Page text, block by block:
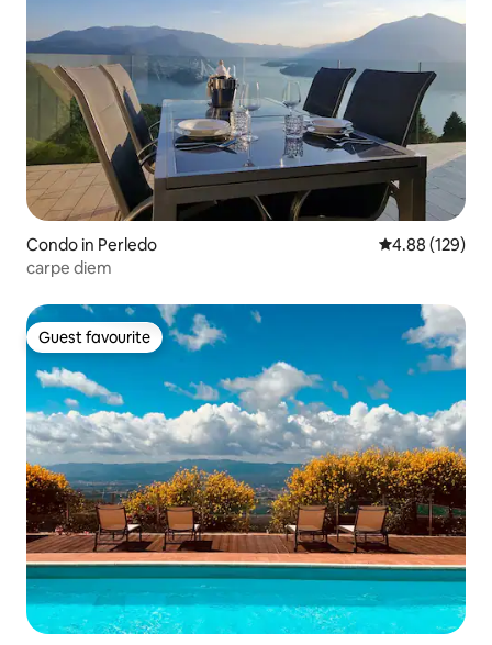
Condo in Perledo 4.88 out of 5
4.88 (129)
carpe diem
Guest favourite
Guest favourite